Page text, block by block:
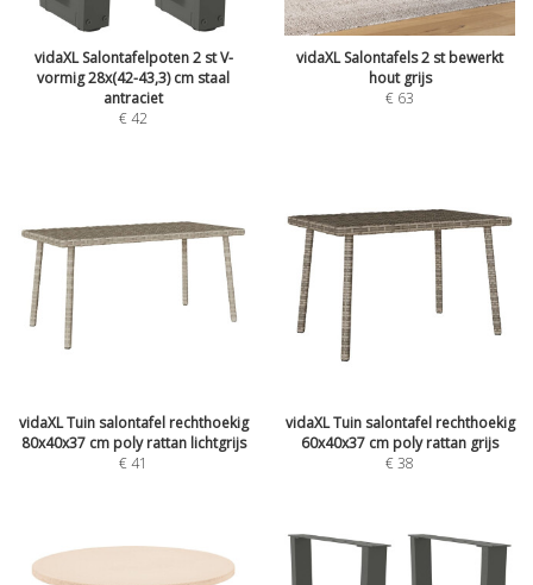
vidaXL Salontafelpoten 2 st V-
vormig 28x(42-43,3) cm staal
antraciet
€42
vidaXL Salontafels 2 st bewerkt
hout grijs
€ 63
vidaXL Tuin salontafel rechthoekig
80x40x37 cm poly rattan lichtgrijs
€41
vidaXL Tuin salontafel rechthoekig
60x40x37 cm poly rattan grijs
€38